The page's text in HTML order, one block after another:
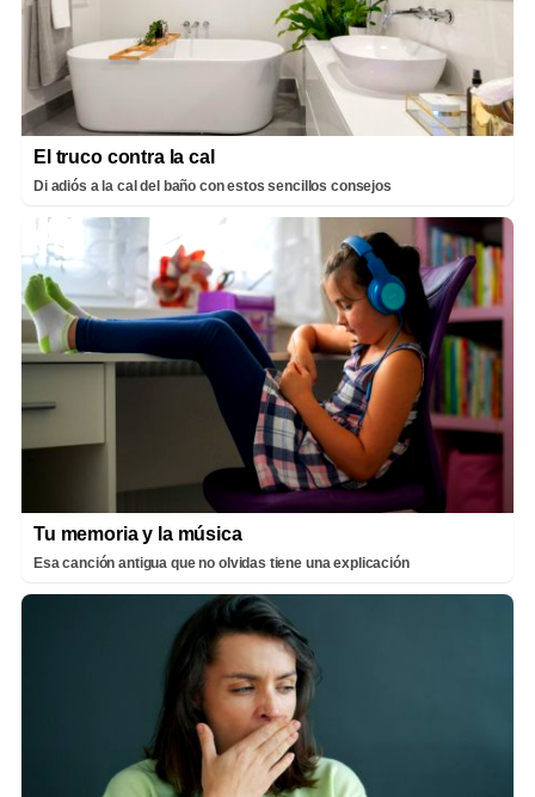
El truco contra la cal
Di adiós a la cal del baño con estos sencillos consejos
Tu memoria y la música
Esa canción antigua que no olvidas tiene una explicación